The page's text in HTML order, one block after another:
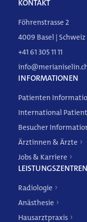
KONTAKT
Föhrenstrasse 2
4009 Basel | Schweiz
+41 61 305 11 11
INFORMATIONEN
Patienten
International
Besucher
Ärztinnen & Ärzte
Jobs & Karriere
LEISTUNGSZENTREN
Radiologie
Anästhesie
Hausarztpraxis